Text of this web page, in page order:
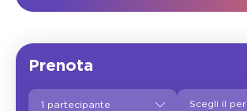
Prenota
1 partecipante